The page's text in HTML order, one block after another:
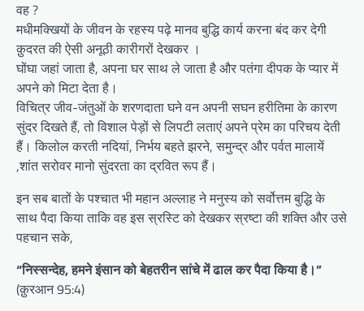
वह ?
मधीमक्खियों के जीवन के रहस्य पढ़े मानव बुद्धि कार्य करना बंद कर देगी
क़ुदरत की ऐसी अनूठी कारीगरों देखकर ।
घोंघा जहां जाता है, अपना घर साथ ले जाता है और पतंगा दीपक के प्यार में
अपने को मिटा देता है।
विचित्र जीव-जंतुओं के शरणदाता घने वन अपनी सघन हरीतिमा के कारण
सुंदर दिखते हैं, तो विशाल पेड़ों से लिपटी लताएं अपने प्रेम का परिचय देती
हैं। किलोल करती नदियां, निर्भय बहते झरने, समुन्द्र और पर्वत मालायें
,शांत सरोवर मानो सुंदरता का द्रवित रूप हैं।
इन सब बातों के पश्चात भी महान अल्लाह ने मनुस्य को सर्वोत्तम बुद्धि के
साथ पैदा किया ताकि वह इस स्रस्टि को देखकर स्रष्टा की शक्ति और उसे
पहचान सके,
“निस्सन्देह, हमने इंसान को बेहतरीन सांचे में ढाल कर पैदा किया है।”
(क़ुरआन 95:4)